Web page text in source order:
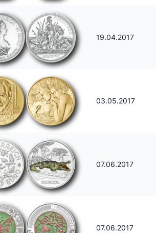
19.04.2017
03.05.2017
07.06.2017
07.06.2017